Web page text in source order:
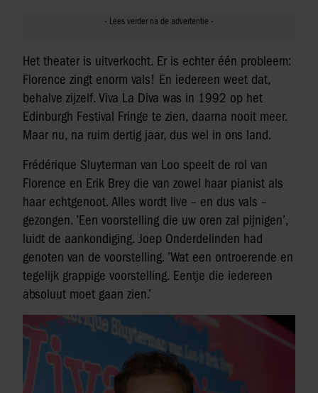
Het theater is uitverkocht. Er is echter één probleem:
Florence zingt enorm vals! En iedereen weet dat,
behalve zijzelf. Viva La Diva was in 1992 op het
Edinburgh Festival Fringe te zien, daarna nooit meer.
Maar nu, na ruim dertig jaar, dus wel in ons land.
Frédérique Sluyterman van Loo speelt de rol van
Florence en Erik Brey die van zowel haar pianist als
haar echtgenoot. Alles wordt live – en dus vals –
gezongen. ’Een voorstelling die uw oren zal pijnigen’,
luidt de aankondiging. Joep Onderdelinden had
genoten van de voorstelling. ’Wat een ontroerende en
tegelijk grappige voorstelling. Eentje die iedereen
absoluut moet gaan zien.’